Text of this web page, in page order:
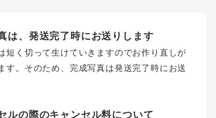
は、発送完了時にお送りします
短く切って生けていきますのでお作り直しが
す。そのため、完成写真は発送完了時にお送
ルの際のキャンセル料について